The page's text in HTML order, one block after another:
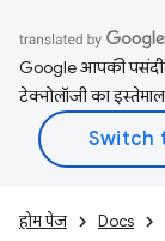
Google आपकी
टेक्नोलॉजी का
होम पेज Docs